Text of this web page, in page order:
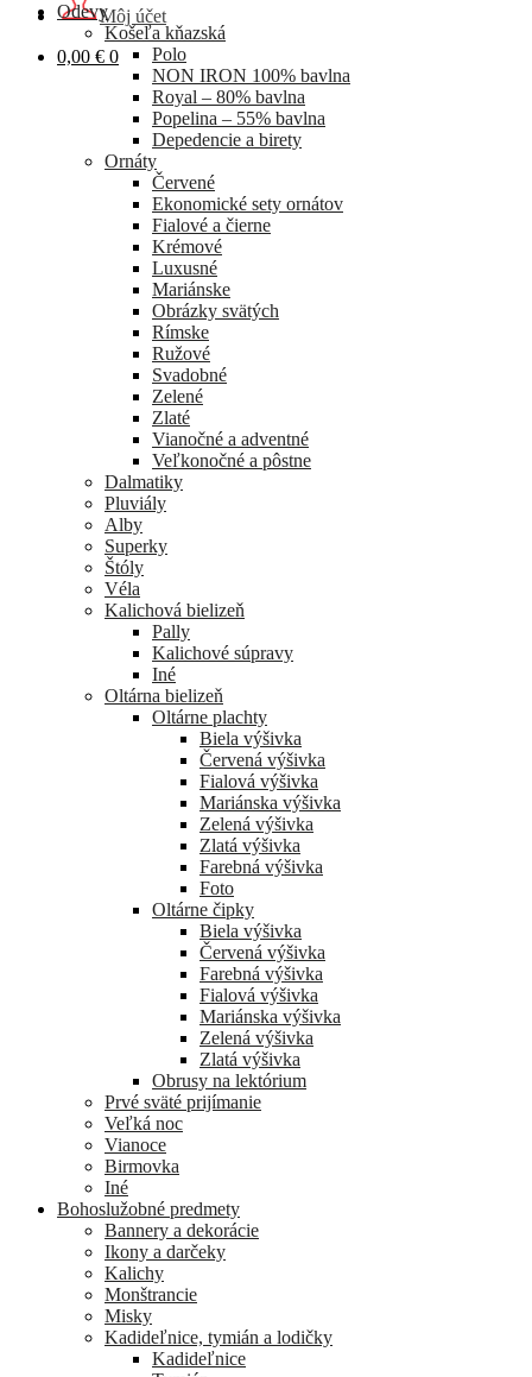
Môj účet
0,00 € 0
Odevy
Košeľa kňazská
Polo
NON IRON 100% bavlna
Royal – 80% bavlna
Popelina – 55% bavlna
Depedencie a birety
Ornáty
Červené
Ekonomické sety ornátov
Fialové a čierne
Krémové
Luxusné
Mariánske
Obrázky svätých
Rímske
Ružové
Svadobné
Zelené
Zlaté
Vianočné a adventné
Veľkonočné a pôstne
Dalmatiky
Pluviály
Alby
Superky
Štóly
Véla
Kalichová bielizeň
Pally
Kalichové súpravy
Iné
Oltárna bielizeň
Oltárne plachty
Biela výšivka
Červená výšivka
Fialová výšivka
Mariánska výšivka
Zelená výšivka
Zlatá výšivka
Farebná výšivka
Foto
Oltárne čipky
Biela výšivka
Červená výšivka
Farebná výšivka
Fialová výšivka
Mariánska výšivka
Zelená výšivka
Zlatá výšivka
Obrusy na lektórium
Prvé sväté prijímanie
Veľká noc
Vianoce
Birmovka
Iné
Bohoslužobné predmety
Bannery a dekorácie
Ikony a darčeky
Kalichy
Monštrancie
Misky
Kadideľnice, tymián a lodičky
Kadideľnice